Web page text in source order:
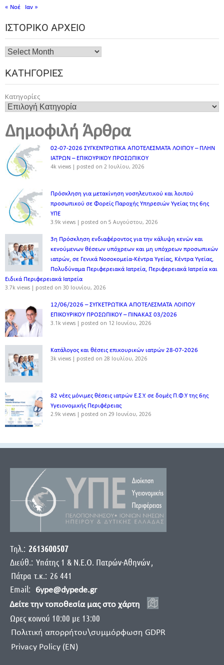
« Νοέ Ιαν »
ΙΣΤΟΡΙΚΌ ΑΡΧΕΊΟ
ΚΑΤΗΓΟΡΊΕΣ
Κατηγορίες
Δημοφιλή Άρθρα
02-07-2026 ΣΥΓΚΕΝΤΡΩΤΙΚΑ ΑΠΟΤΕΛΕΣΜΑΤΑ ΛΟΙΠΟΥ – ΠΛΗΝ
ΙΑΤΡΩΝ – ΕΠΙΚΟΥΡΙΚΟΥ ΠΡΟΣΩΠΙΚOY
4k views | posted on 2 Ιουλίου, 2026
Πρόσκληση για μετακίνηση νοσηλευτικού και λοιπού
προσωπικού σε Φορείς Παροχής Υπηρεσιών Υγείας της 6ης
ΥΠΕ
3.9k views | posted on 5 Αυγούστου, 2026
3η Πρόσκληση ενδιαφέροντος για την κάλυψη κενών και
κενούμενων θέσεων υπόχρεων και μη υπόχρεων προσωπικών
ιατρών, σε Γενικά Νοσοκομεία-Κέντρα Υγείας, Κέντρα Υγείας,
Πολυδύναμα Περιφερειακά Ιατρεία, Περιφερειακά Ιατρεία και
Ειδικά Περιφερειακά Ιατρεία
3.7k views | posted on 30 Ιουνίου, 2026
12/06/2026 – ΣΥΓΚΕΤΡΩΤΙΚΑ ΑΠΟΤΕΛΕΣΜΑΤΑ ΛΟΙΠΟΥ
ΕΠΙΚΟΥΡΙΚΟΥ ΠΡΟΣΩΠΙΚΟΥ – ΠΙΝΑΚΑΣ 03/2026
3.1k views | posted on 12 Ιουνίου, 2026
Κατάλογος και θέσεις επικουρικών ιατρών 28-07-2026
3k views | posted on 28 Ιουλίου, 2026
82 νέες μόνιμες θέσεις ιατρών Ε.Σ.Υ. σε δομές Π.Φ.Υ της 6ης
Υγειονομικής Περιφέρειας
2.9k views | posted on 29 Ιουνίου, 2026
Τηλ.: 2613600507
Διεύθ.: Yπάτης 1 & Ν.Ε.Ο. Πατρών-Αθηνών,
Πάτρα τ.κ.: 26 441
Email:
6ype@dypede.gr
Δείτε την τοποθεσία μας στο χάρτη
Ωρες κοινού 10:00 με 13:00
Πολιτική απορρήτου\συμμόρφωση GDPR
Privacy Policy (EN)